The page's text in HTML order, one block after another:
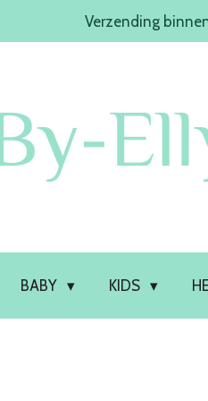
Verzending
BABY KIDS